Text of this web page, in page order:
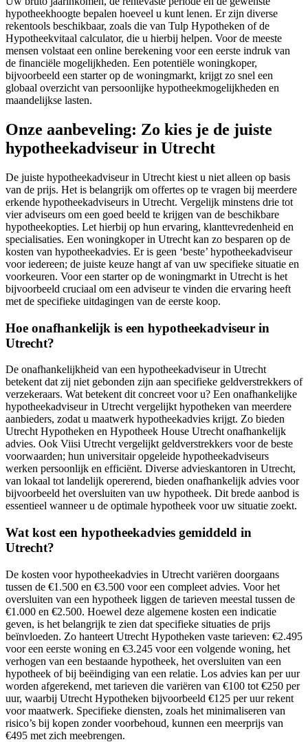
hypotheekhoogte bepalen hoeveel u kunt lenen. Er zijn diverse
rekentools beschikbaar, zoals die van Tulp Hypotheken of de
Hypotheekvitaal calculator, die u hierbij helpen. Voor de meeste
mensen volstaat een online berekening voor een eerste indruk van
de financiële mogelijkheden. Een potentiële woningkoper,
bijvoorbeeld een starter op de woningmarkt, krijgt zo snel een
globaal overzicht van persoonlijke hypotheekmogelijkheden en
maandelijkse lasten.
Onze aanbeveling: Zo kies je de juiste
hypotheekadviseur in Utrecht
De juiste hypotheekadviseur in Utrecht kiest u niet alleen op basis
van de prijs. Het is belangrijk om offertes op te vragen bij meerdere
erkende hypotheekadviseurs in Utrecht. Vergelijk minstens drie tot
vier adviseurs om een goed beeld te krijgen van de beschikbare
hypotheekopties. Let hierbij op hun ervaring, klanttevredenheid en
specialisaties. Een woningkoper in Utrecht kan zo besparen op de
kosten van hypotheekadvies. Er is geen ‘beste’ hypotheekadviseur
voor iedereen; de juiste keuze hangt af van uw specifieke situatie en
voorkeuren. Voor een starter op de woningmarkt in Utrecht is het
bijvoorbeeld cruciaal om een adviseur te vinden die ervaring heeft
met de specifieke uitdagingen van de eerste koop.
Hoe onafhankelijk is een hypotheekadviseur in
Utrecht?
De onafhankelijkheid van een hypotheekadviseur in Utrecht
betekent dat zij niet gebonden zijn aan specifieke geldverstrekkers of
verzekeraars. Wat betekent dit concreet voor u? Een onafhankelijke
hypotheekadviseur in Utrecht vergelijkt hypotheken van meerdere
aanbieders, zodat u maatwerk hypotheekadvies krijgt. Zo bieden
Utrecht Hypotheken en Hypotheek House Utrecht onafhankelijk
advies. Ook Viisi Utrecht vergelijkt geldverstrekkers voor de beste
voorwaarden; hun universitair opgeleide hypotheekadviseurs
werken persoonlijk en efficiënt. Diverse advieskantoren in Utrecht,
van lokaal tot landelijk opererend, bieden onafhankelijk advies voor
bijvoorbeeld het oversluiten van uw hypotheek. Dit brede aanbod is
essentieel wanneer u de optimale hypotheek voor uw situatie zoekt.
Wat kost een hypotheekadvies gemiddeld in
Utrecht?
De kosten voor hypotheekadvies in Utrecht variëren doorgaans
tussen de €1.500 en €3.500 voor een compleet advies. Voor het
oversluiten van een hypotheek liggen de tarieven meestal tussen de
€1.000 en €2.500. Hoewel deze algemene kosten een indicatie
geven, is het belangrijk te zien dat specifieke situaties de prijs
beïnvloeden. Zo hanteert Utrecht Hypotheken vaste tarieven: €2.495
voor een eerste woning en €3.245 voor een volgende woning, het
verhogen van een bestaande hypotheek, het oversluiten van een
hypotheek of bij beëindiging van een relatie. Los advies kan per uur
worden afgerekend, met tarieven die variëren van €100 tot €250 per
uur, waarbij Utrecht Hypotheken bijvoorbeeld €125 per uur rekent
voor maatwerk. Specifieke diensten, zoals het minimaliseren van
risico’s bij kopen zonder voorbehoud, kunnen een meerprijs van
€495 met zich meebrengen.